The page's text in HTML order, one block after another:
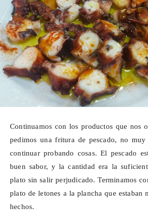
Continuamos con los productos que nos
pedimos una fritura de pescado, no muy
continuar probando cosas. El pescado
buen sabor, y la cantidad era la
plato sin salir perjudicado. Terminamos
plato de letones a la plancha que estaban
hechos.